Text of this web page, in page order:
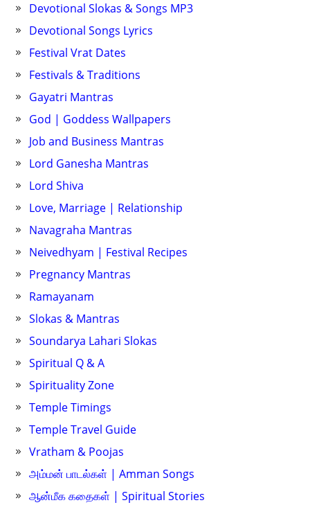
Devotional Slokas & Songs MP3
Devotional Songs Lyrics
Festival Vrat Dates
Festivals & Traditions
Gayatri Mantras
God | Goddess Wallpapers
Job and Business Mantras
Lord Ganesha Mantras
Lord Shiva
Love, Marriage | Relationship
Navagraha Mantras
Neivedhyam | Festival Recipes
Pregnancy Mantras
Ramayanam
Slokas & Mantras
Soundarya Lahari Slokas
Spiritual Q & A
Spirituality Zone
Temple Timings
Temple Travel Guide
Vratham & Poojas
அம்மன் பாடல்கள் | Amman Songs
ஆன்மீக கதைகள் | Spiritual Stories